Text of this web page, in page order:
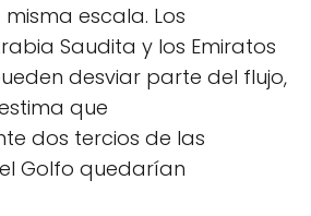
escala. Los
Saudita y los Emiratos
desviar parte del flujo,
que
dos tercios de las
Golfo quedarían